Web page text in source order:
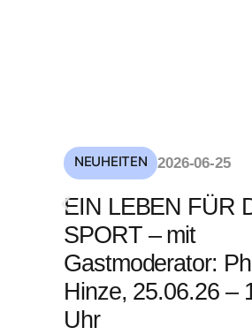
NEUHEITEN 2026-06-25
EIN LEBEN FÜR
SPORT – mit
Gastmoderator:
Hinze, 25.06.26 –
Uhr